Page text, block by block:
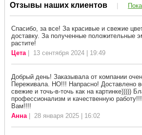
Отзывы наших клиентов |
Спасибо, за все! За красивые и свежие
доставку. За полученные положительные
растите!
Цета| 13 сентября 2024 | 19:49
Добрый день! Заказывала от компании
Переживала. НО!!! Напрасно! Доставлено
свежие и точь-в-точь как на картинке)))))
профессионализм и качественную
Вам!!!!
Анна| 28 января 2025 | 16:02